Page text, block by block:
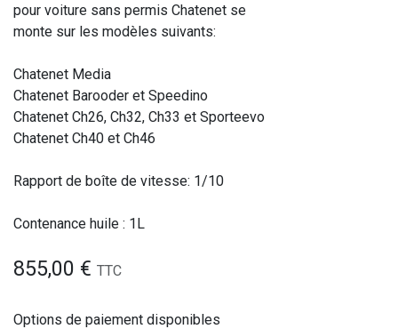
pour voiture sans permis Chatenet se
monte sur les modèles suivants:
Chatenet Media
Chatenet Barooder et Speedino
Chatenet Ch26, Ch32, Ch33 et Sporteevo
Chatenet Ch40 et Ch46
Rapport de boîte de vitesse: 1/10
Contenance huile : 1L
855,00 € TTC
Options de paiement disponibles